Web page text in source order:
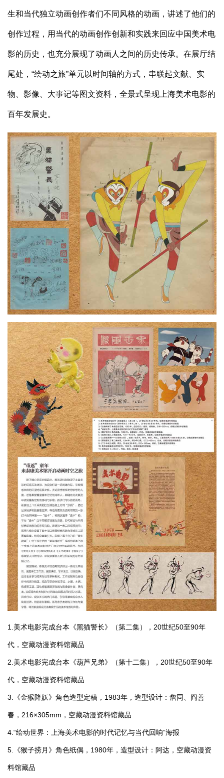
生和当代独立动画创作者们不同风格的动画，讲述了他们的
创作过程，用当代的动画创作创新和实践来回应中国美术电
影的历史，也充分展现了动画人之间的历史传承。在展厅结
尾处，“绘动之旅”单元以时间轴的方式，串联起文献、实
物、影像、大事记等图文资料，全景式呈现上海美术电影的
百年发展史。
1.美术电影完成台本《黑猫警长》（第二集），20世纪50至90年
代，空藏动漫资料馆藏品
2.美术电影完成台本《葫芦兄弟》（第十二集），20世纪50至90年
代，空藏动漫资料馆藏品
3.《金猴降妖》角色造型定稿，1983年，造型设计：詹同、阎善
春，216×305mm，空藏动漫资料馆藏品
4.“绘动世界：上海美术电影的时代记忆与当代回响”海报
5.《猴子捞月》角色纸偶，1980年，造型设计：阿达，空藏动漫资
料馆藏品